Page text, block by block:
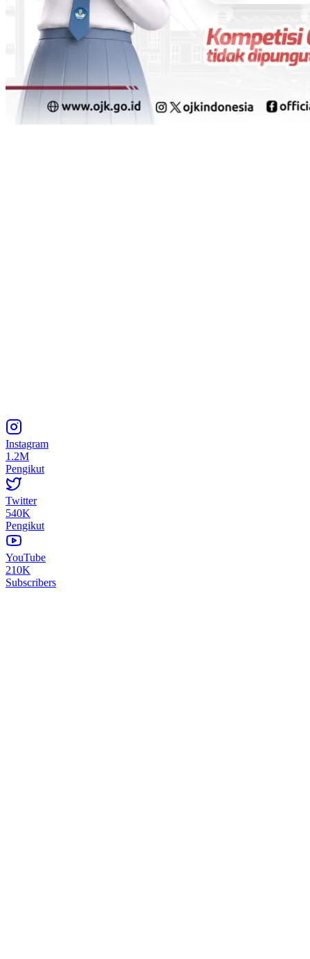
Instagram
1.2M
Pengikut
Twitter
540K
Pengikut
YouTube
210K
Subscribers